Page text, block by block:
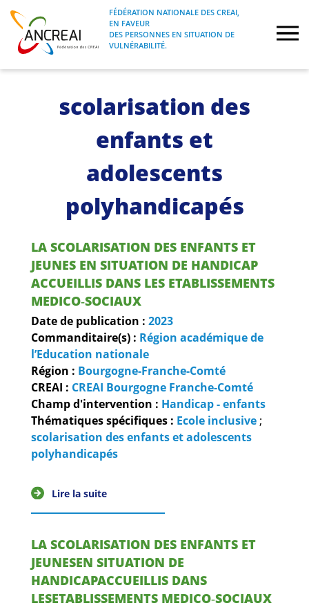
Skip
content
ANCREAI
FÉDÉRATION NATIONALE DES CREAI, EN
FAVEUR DES PERSONNES EN SITUATION
FÉDÉRATION NATIONALE DES CREAI,
EN FAVEUR
DES PERSONNES EN SITUATION DE
VULNÉRABILITÉ.
Journées nationales
Formations
Projets Fédéraux
Espace emploi
Guides et outils
Actualités
ARSENE
scolarisation des
enfants et
adolescents
polyhandicapés
LA SCOLARISATION DES ENFANTS ET
JEUNES EN SITUATION DE HANDICAP
ACCUEILLIS DANS LES ETABLISSEMENTS
MEDICO‐SOCIAUX
Date de publication : 2023
Commanditaire(s) : Région académique de
l’Education nationale
Région : Bourgogne-Franche-Comté
CREAI : CREAI Bourgogne Franche-Comté
Champ d'intervention : Handicap - enfants
Thématiques spécifiques : Ecole inclusive ;
scolarisation des enfants et adolescents
polyhandicapés
Lire la suite
LA SCOLARISATION DES ENFANTS ET
JEUNESEN SITUATION DE
HANDICAPACCUEILLIS DANS
LESETABLISSEMENTS MEDICO‐SOCIAUX